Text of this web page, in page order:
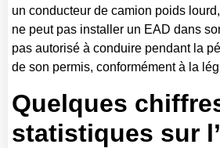
un conducteur de camion poids
ne peut pas installer un EAD dans
pas autorisé à conduire pendant la
de son permis, conformément à la
Quelques
statistiques sur